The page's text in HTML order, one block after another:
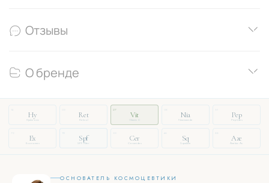
Отзывы
О бренде
14
Hy
Hyaluronic
Ret
Retinol
27
Vit
Vitamin C
Nia
Niacinamide
Pep
Peptides
Ex
Exosomes
Spf
SPF Filter
Cer
Ceramides
46
Sq
Squalane
Aze
Azelaic Ac.
ОСНОВАТЕЛЬ КОСМОЦЕВТИКИ